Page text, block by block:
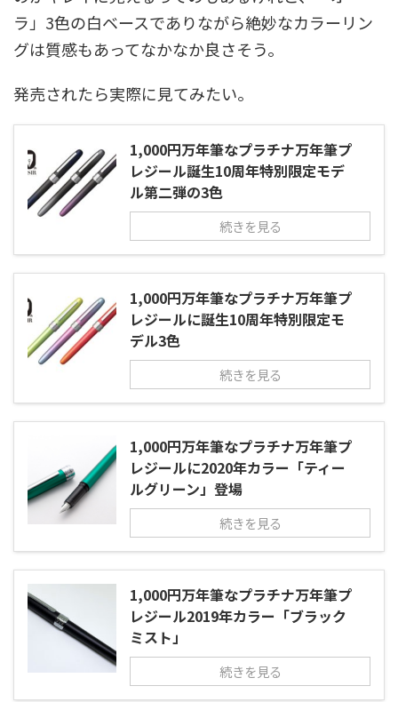
ラ」3色の白ベースでありながら絶妙なカラーリン
グは質感もあってなかなか良さそう。
発売されたら実際に見てみたい。
1,000円万年筆なプラチナ万年筆プ
レジール誕生10周年特別限定モデ
ル第二弾の3色
続きを見る
1,000円万年筆なプラチナ万年筆プ
レジールに誕生10周年特別限定モ
デル3色
続きを見る
1,000円万年筆なプラチナ万年筆プ
レジールに2020年カラー「ティー
ルグリーン」登場
続きを見る
1,000円万年筆なプラチナ万年筆プ
レジール2019年カラー「ブラック
ミスト」
続きを見る